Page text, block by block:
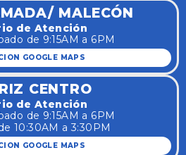
MALECÓN
de Atención
de 9:15AM a 6PM
GOOGLE MAPS
CENTRO
de Atención
de 9:15AM a 6PM
10:30AM a 3:30PM
GOOGLE MAPS